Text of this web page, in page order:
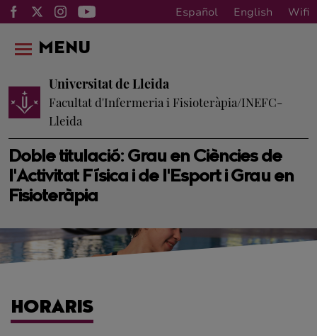
Español English Wifi
Doble titulació: Grau en Ciències de
l'Activitat Física i de l'Esport i Grau en
Fisioteràpia
Universitat de Lleida
Facultat d'Infermeria i Fisioteràpia/INEFC-
Lleida
MENU
HORARIS